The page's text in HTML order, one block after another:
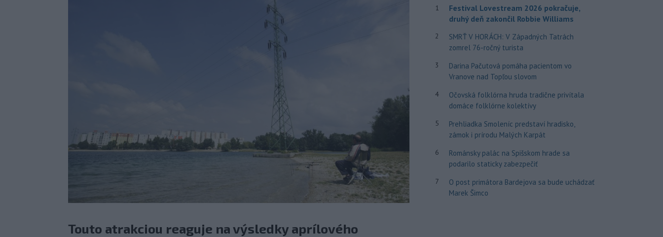
Touto atrakciou reaguje na výsledky aprílového
1
Festival Lovestream 2026 pokračuje,
druhý deň zakončil Robbie Williams
2
SMRŤ V HORÁCH: V Západných Tatrách
zomrel 76-ročný turista
3
Darina Pačutová pomáha pacientom vo
Vranove nad Topľou slovom
4
Očovská folklórna hruda tradične privítala
domáce folklórne kolektívy
5
Prehliadka Smoleníc predstaví hradisko,
zámok i prírodu Malých Karpát
6
Románsky palác na Spišskom hrade sa
podarilo staticky zabezpečiť
7
O post primátora Bardejova sa bude uchádzať
Marek Šimco